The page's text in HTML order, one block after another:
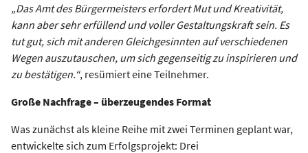
„Das Amt des Bürgermeisters erfordert Mut und Kreativität,
kann aber sehr erfüllend und voller Gestaltungskraft sein. Es
tut gut, sich mit anderen Gleichgesinnten auf verschiedenen
Wegen auszutauschen, um sich gegenseitig zu inspirieren und
zu bestätigen.“, resümiert eine Teilnehmer.
Große Nachfrage – überzeugendes Format
Was zunächst als kleine Reihe mit zwei Terminen geplant war,
entwickelte sich zum Erfolgsprojekt: Drei